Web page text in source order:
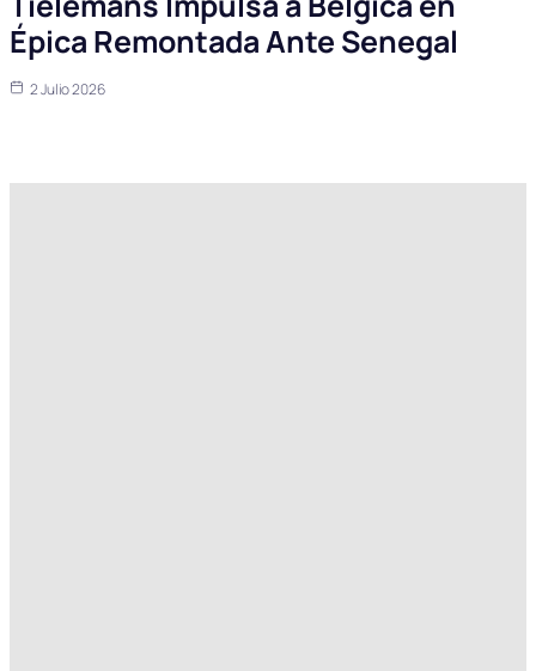
Épica Remontada Ante Senegal
2 Julio 2026